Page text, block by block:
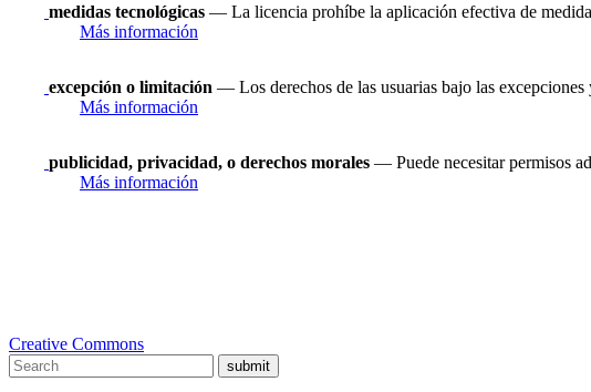
medidas tecnológicas — La licencia prohíbe la aplicación efectiva de
Más información
excepción o limitación — Los derechos de las usuarias bajo las
Más información
publicidad, privacidad, o derechos morales — Puede necesitar permisos
Más información
Creative Commons
submit